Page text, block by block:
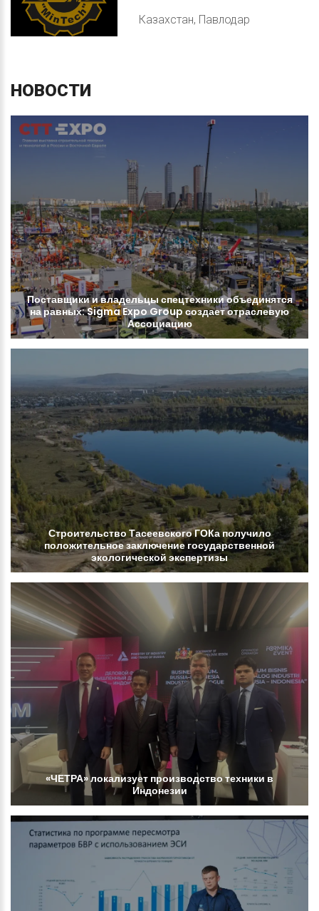
Казахстан, Павлодар
НОВОСТИ
Поставщикиивладельцыспецтехникиобъединятся
наравных:SigmaExpoGroup создаетотраслевую
Ассоциацию
СтроительствоТасеевскогоГОКаполучило
положительноезаключениегосударственной
экологической экспертизы
«ЧЕТРА»локализует производствотехники в
Индонезии